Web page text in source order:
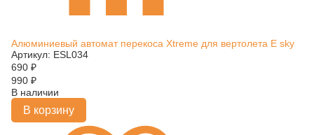
Алюминиевый автомат перекоса Xtreme для вертолета E sky
Артикул: ESL034
690 ₽
990 ₽
В наличии
В корзину